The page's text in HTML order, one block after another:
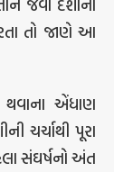
જેવા દેશોના
તો જાણે આ
થવાના એંધાણ
ચર્ચાથી પૂરા
સંઘર્ષનો અંત